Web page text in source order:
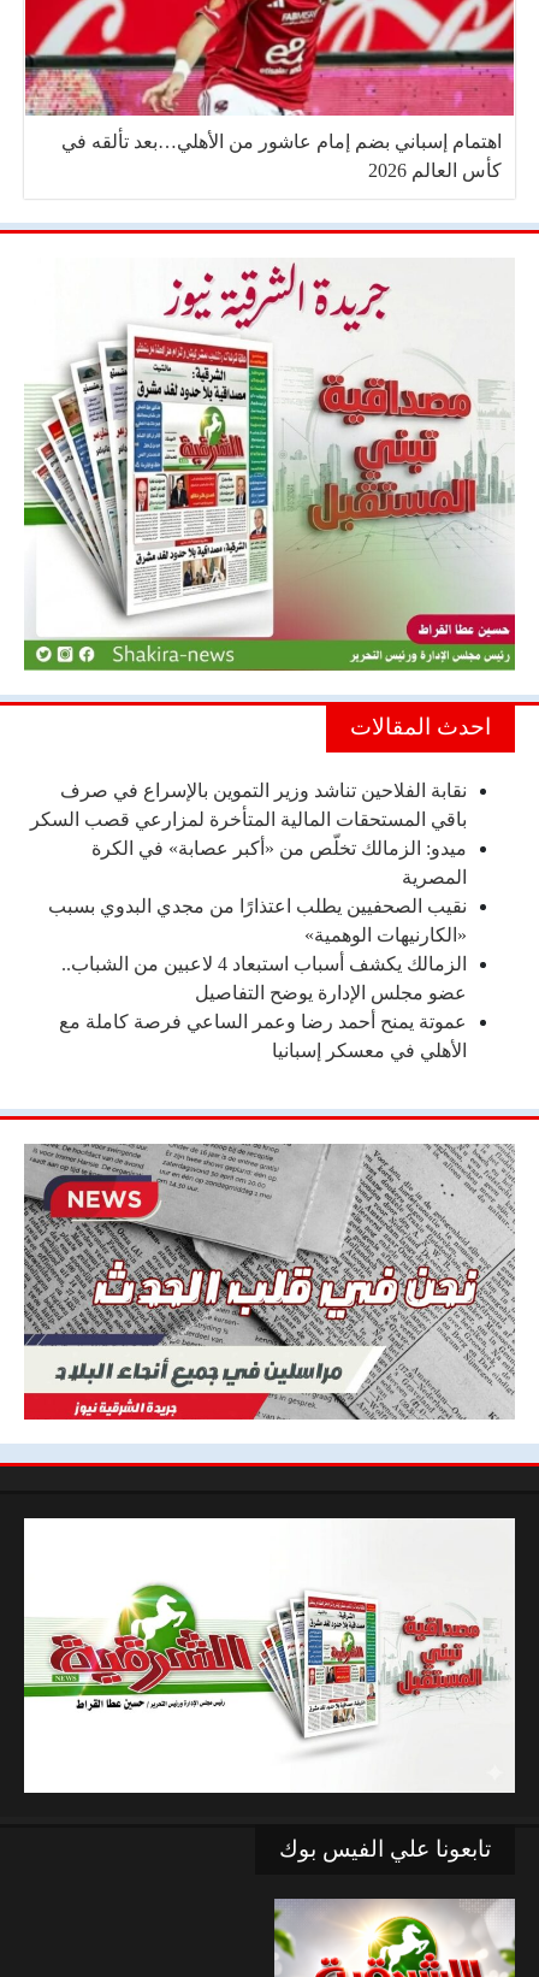
اهتمام إسباني بضم إمام عاشور من الأهلي…بعد تألقه في
كأس العالم 2026
احدث المقالات
نقابة الفلاحين تناشد وزير التموين بالإسراع في صرف
باقي المستحقات المالية المتأخرة لمزارعي قصب السكر
ميدو: الزمالك تخلّص من «أكبر عصابة» في الكرة
المصرية
نقيب الصحفيين يطلب اعتذارًا من مجدي البدوي بسبب
«الكارنيهات الوهمية»
الزمالك يكشف أسباب استبعاد 4 لاعبين من الشباب..
عضو مجلس الإدارة يوضح التفاصيل
عموتة يمنح أحمد رضا وعمر الساعي فرصة كاملة مع
الأهلي في معسكر إسبانيا
تابعونا علي الفيس بوك